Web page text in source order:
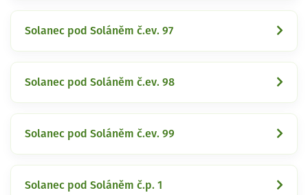
Solanec pod Soláněm č.ev. 97
Solanec pod Soláněm č.ev. 98
Solanec pod Soláněm č.ev. 99
Solanec pod Soláněm č.p. 1